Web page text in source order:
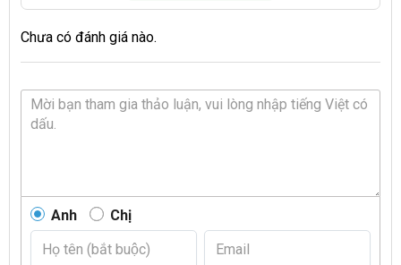
Chưa có đánh giá nào.
Anh Chị